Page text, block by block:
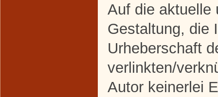
Auf die aktuelle
Gestaltung, die
Urheberschaft
verlinkten/
Autor keinerlei